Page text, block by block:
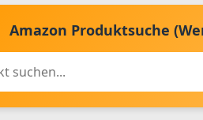
Amazon Produktsuche